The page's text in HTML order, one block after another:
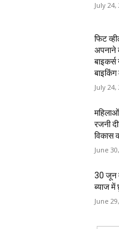
July 24,
फिट
अपनाने
July 24,
महिलाओं
रजनी
विकास
June
30 जून
ब्याज
June